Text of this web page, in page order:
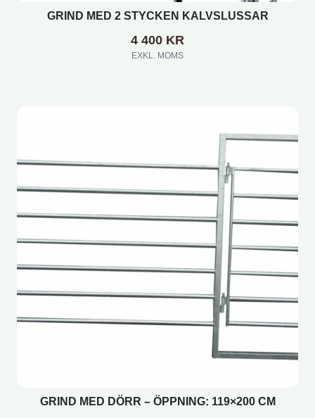
GRIND MED 2 STYCKEN KALVSLUSSAR
4 400 KR
EXKL. MOMS
GRIND MED DÖRR – ÖPPNING: 119×200 CM